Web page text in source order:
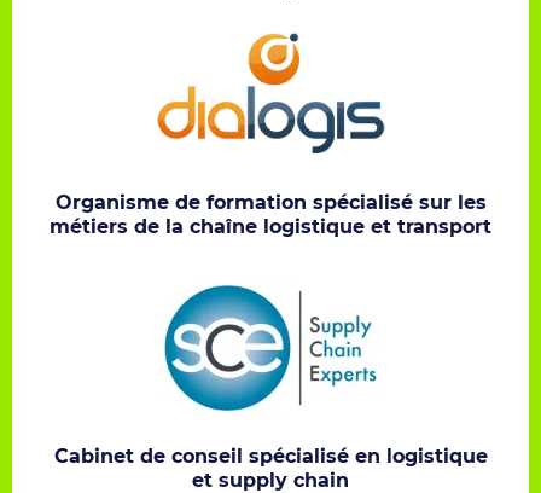
Organisme de formation spécialisé sur les
métiers de la chaîne logistique et transport
Cabinet de conseil spécialisé en logistique
et supply chain